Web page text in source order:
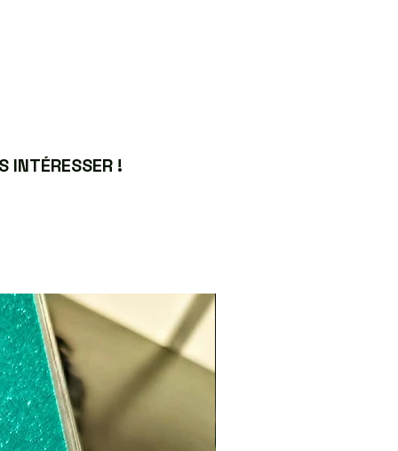
INTÉRESSER !